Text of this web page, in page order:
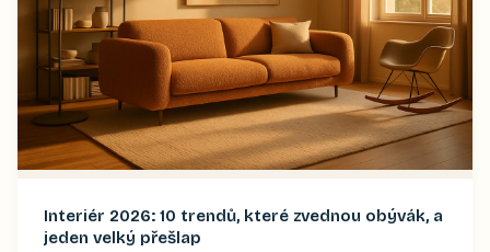
Interiér 2026: 10 trendů, které zvednou obývák, a
jeden velký přešlap